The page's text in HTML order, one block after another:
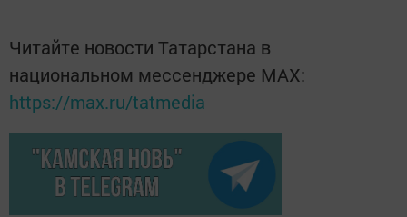
Читайте новости Татарстана в
национальном мессенджере MАХ:
https://max.ru/tatmedia